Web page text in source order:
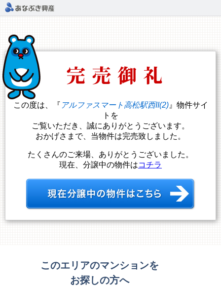
この度は、『 アルファスマート高松駅西II(2)』物件サイ
トを
ご覧いただき、誠にありがとうございます。
おかげさまで、当物件は完売致しました。
たくさんのご来場、ありがとうございました。
現在、分譲中の物件はコチラ
このエリアのマンションを
お探しの方へ